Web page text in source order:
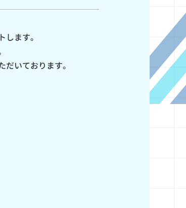
ます。
いております。